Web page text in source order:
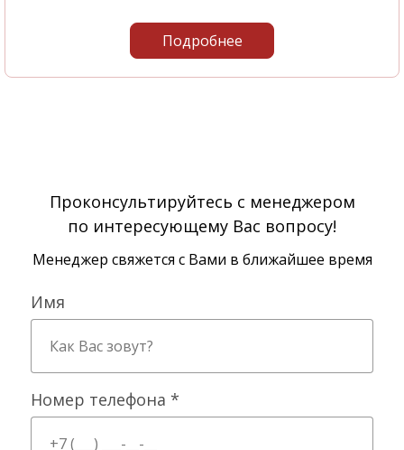
Подробнее
Проконсультируйтесь с менеджером
по интересующему Вас вопросу!
Менеджер свяжется с Вами в ближайшее время
Имя
Номер телефона *